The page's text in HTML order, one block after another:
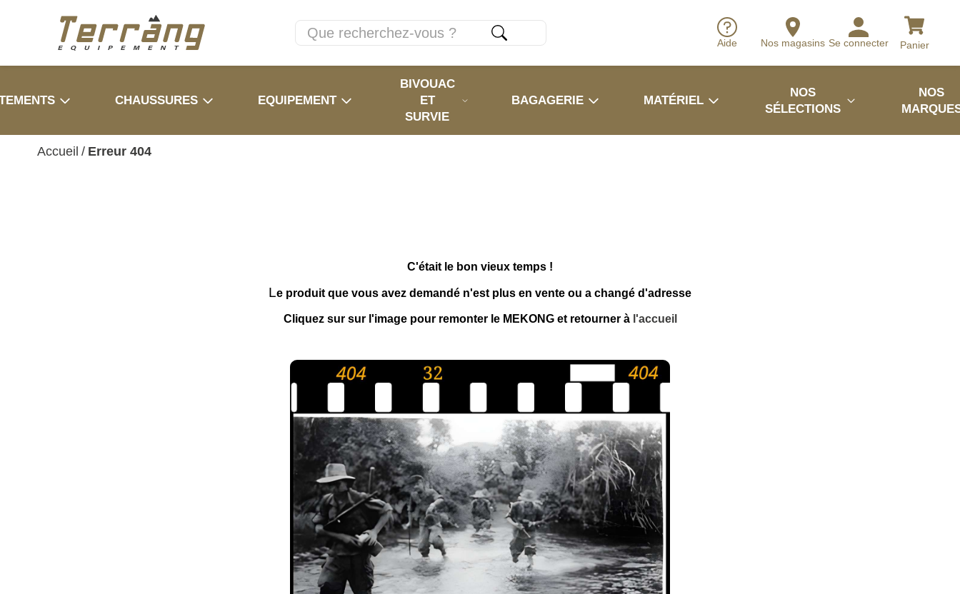
Aide Nos magasins Se connecter Panier
CHAUSSURES EQUIPEMENT
BIVOUAC
ET
SURVIE
BAGAGERIE MATÉRIEL
NOS
SÉLECTIONS
NOS
Accueil / Erreur 404
C'était le bon vieux temps !
Le produit que vous avez demandé n'est plus en vente ou a changé d'adresse
Cliquez sur sur l'image pour remonter le MEKONG et retourner à l'accueil